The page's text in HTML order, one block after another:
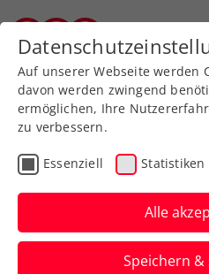
Zurück zur
Turniere
ATP
gelingt
ersten
Auf unserer Webseite werden
davon werden zwingend
ermöglichen, Ihre
zu verbessern.
Essenziell Statistiken
Alle
Speichern &